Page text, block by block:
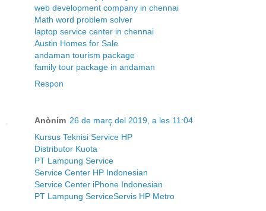
web development company in chennai
Math word problem solver
laptop service center in chennai
Austin Homes for Sale
andaman tourism package
family tour package in andaman
Respon
Anònim 26 de març del 2019, a les 11:04
Kursus Teknisi Service HP
Distributor Kuota
PT Lampung Service
Service Center HP Indonesian
Service Center iPhone Indonesian
PT Lampung ServiceServis HP Metro